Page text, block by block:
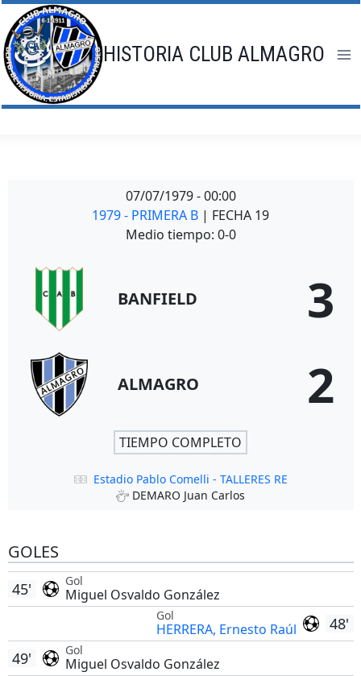
Saltar
al
contenido
HISTORIA CLUB ALMAGRO
07/07/1979 - 00:00
1979 - PRIMERA B | FECHA 19
Medio tiempo: 0-0
BANFIELD 3
ALMAGRO 2
TIEMPO COMPLETO
Estadio Pablo Comelli - TALLERES RE
DEMARO Juan Carlos
GOLES
Gol
Miguel Osvaldo González
45'
48'
Gol
HERRERA, Ernesto Raúl
Gol
Miguel Osvaldo González
49'